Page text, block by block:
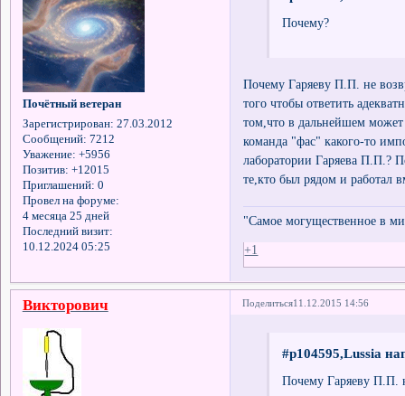
Почётный ветеран
Зарегистрирован: 27.03.2012
Сообщений: 7212
Уважение: +5956
Позитив: +12015
Приглашений: 0
Провел на форуме:
4 месяца 25 дней
Последний визит:
10.12.2024 05:25
Почему?
Почему Гаряеву П.П. не
того чтобы ответить
том,что в дальнейшем
команда "фас" какого-то
лаборатории Гаряева П.П.?
те,кто был рядом и работал
"Самое могущественное в
+1
Поделиться11.12.2015 14:56
Викторович
#p104595,Lussia
Почему Гаряеву П.П.